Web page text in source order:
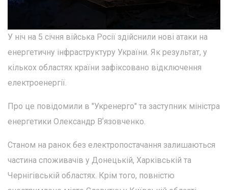
У ніч на 5 січня війська Росії здійснили нові атаки на
енергетичну інфраструктуру України. Як результат, у
кількох областях країни зафіксовано відключення
електроенергії.
Про це повідомили в "Укренерго" та заступник міністра
енергетики Олександр Вʼязовченко.
Станом на ранок без електропостачання залишаються
частина споживачів у Донецькій, Харківській та
Чернігівській областях. Крім того, повністю